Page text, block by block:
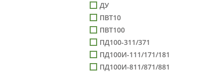
ДУ
ПВТ10
ПВТ100
ПД100-311/371
ПД100И-111/171/181
ПД100И-811/871/881